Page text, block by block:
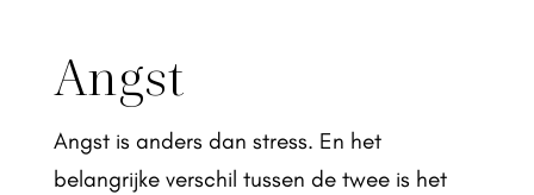
Angst
Angst is anders dan stress. En het
belangrijke verschil tussen de twee is het